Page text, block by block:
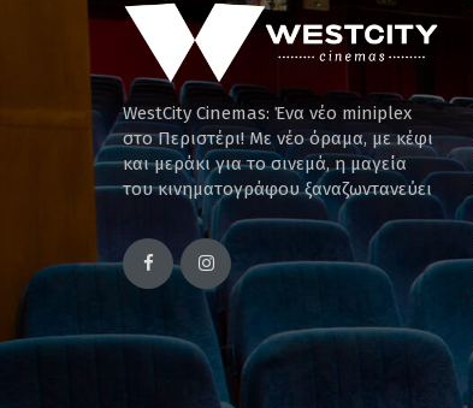
WestCity Cinemas: Ένα νέο miniplex
στο Περιστέρι! Mε νέο όραμα, με κέφι
και μεράκι για το σινεμά, η μαγεία
του κινηματογράφου ξαναζωντανεύει